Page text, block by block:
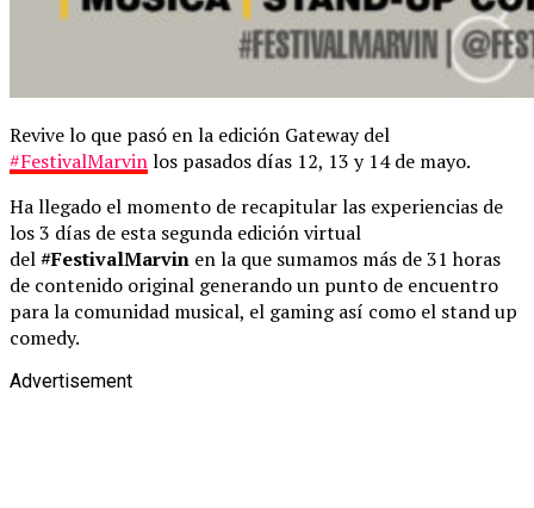
Revive lo que pasó en la edición Gateway del
#FestivalMarvinlos pasados días 12, 13 y 14 de mayo.
Ha llegado el momento de recapitular las experiencias de
los 3 días de esta segunda edición virtual
del#FestivalMarvin en la que sumamos más de 31 horas
de contenido original generando un punto de encuentro
para la comunidad musical, el gaming así como el stand up
comedy.
Advertisement